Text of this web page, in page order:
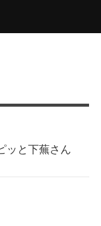
ッと下蕪さん